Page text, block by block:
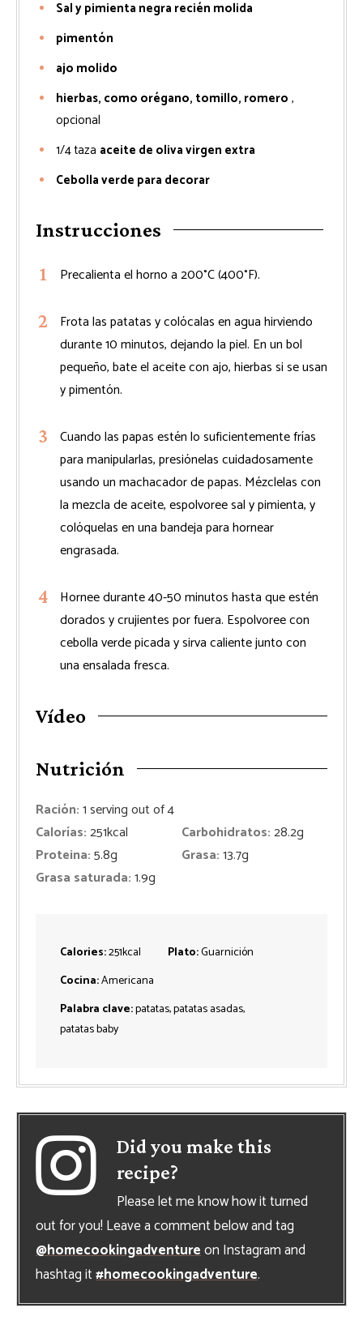
Sal y pimienta negra recién molida
pimentón
ajo molido
hierbas, como orégano, tomillo, romero ,
opcional
1/4taza aceite de oliva virgen extra
Cebolla verde para decorar
Instrucciones
Precalienta el horno a 200°C (400°F).
Frota las patatas y colócalas en agua hirviendo
durante 10 minutos, dejando la piel. En un bol
pequeño, bate el aceite con ajo, hierbas si se usan
y pimentón.
Cuando las papas estén lo suficientemente frías
para manipularlas, presiónelas cuidadosamente
usando un machacador de papas. Mézclelas con
la mezcla de aceite, espolvoree sal y pimienta, y
colóquelas en una bandeja para hornear
engrasada.
Hornee durante 40-50 minutos hasta que estén
dorados y crujientes por fuera. Espolvoree con
cebolla verde picada y sirva caliente junto con
una ensalada fresca.
Vídeo
Nutrición
Ración:1serving out of 4
Calorías:251kcal Carbohidratos:28.2g
Proteina:5.8g Grasa:13.7g
Grasa saturada:1.9g
Calories:251kcal Plato:Guarnición
Cocina:Americana
Palabra clave:patatas, patatas asadas,
patatas baby
Did you make this
recipe?
Please let me know how it turned
out for you! Leave a comment below and tag
@homecookingadventureon Instagram and
hashtag it#homecookingadventure.